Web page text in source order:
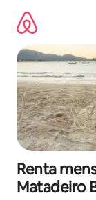
contenido
Renta
Matadeiro